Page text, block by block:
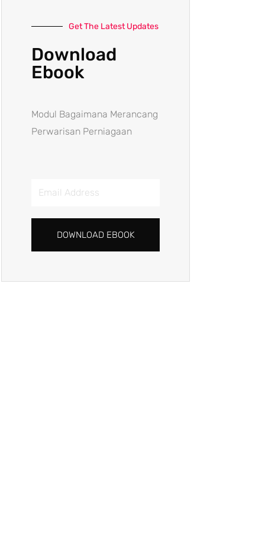
Get The Latest Updates
Download
Ebook
Modul Bagaimana Merancang
Perwarisan Perniagaan
Email
DOWNLOAD EBOOK